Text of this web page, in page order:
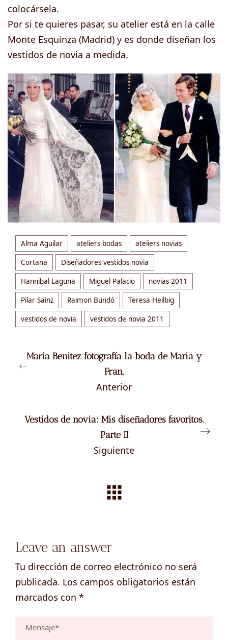
colocársela.
Por si te quieres pasar, su atelier está en la calle
Monte Esquinza (Madrid) y es donde diseñan los
vestidos de novia a medida.
Alma Aguilar ateliers bodas ateliers novias
Cortana Diseñadores vestidos novia
Hannibal Laguna Miguel Palacio novias 2011
Pilar Sainz Raimon Bundó Teresa Heilbig
vestidos de novia vestidos de novia 2011
Maria Benitez fotografía la boda de Maria y
Fran.
Anterior
Vestidos de novia: Mis diseñadores favoritos.
Parte II
Siguiente
Leave an answer
Tu dirección de correo electrónico no será
publicada. Los campos obligatorios están
marcados con *